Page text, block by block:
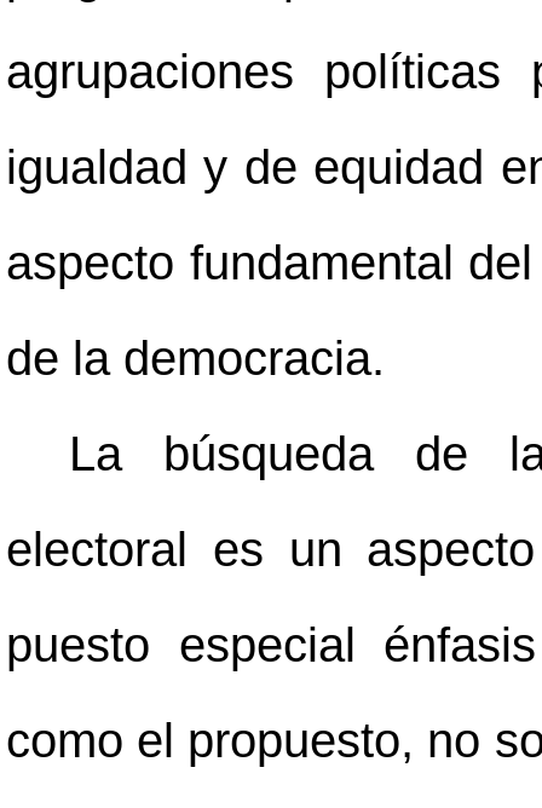
agrupaciones
igualdad y de equidad
aspecto fundamental
de la democracia.
La búsqueda de
electoral es un
puesto especial
como el propuesto, no